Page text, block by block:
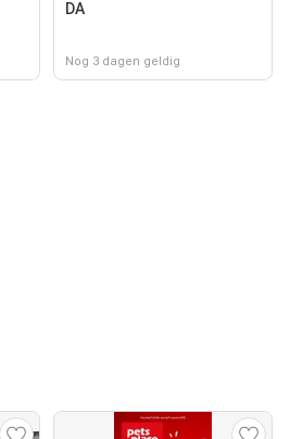
DA
Nog 3 dagen geldig